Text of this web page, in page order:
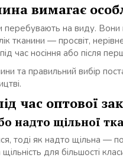
вимагає
на виду. Вони
тканини — просвіт,
час носіння або після
та правильний вибір
час оптової
надто щільної
тоді як надто щільна —
для більшості